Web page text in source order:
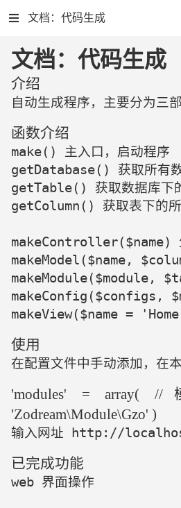
文档：代码生成
文档：代码生成
介绍
自动生成程序，主要分为
函数介绍
make() 主入口，启动程
getDatabase() 获取所
getTable() 获取数据库
getColumn() 获取表下
makeModel($name,
makeModule($module,
makeConfig($configs,
makeView($name =
使用
在配置文件中手动添加，
'modules' = array(
'Zodream\Module\Gzo' )
输入网址 http://
已完成功能
web 界面操作